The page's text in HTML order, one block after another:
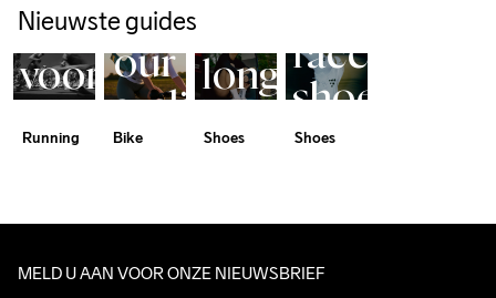
Nieuwste guides
Tips
voor
Running
Discover
our
cycling
concepts
Bike
long
Shoes
race
shoe
for
Shoes
MELD U AAN VOOR ONZE NIEUWSBRIEF